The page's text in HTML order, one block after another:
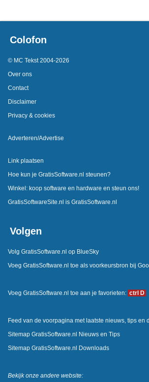
Colofon
© MC Tekst 2004-2026
Over ons
Contact
Disclaimer
Privacy & cookies
Adverteren/Advertise
Link plaatsen
Hoe kun je GratisSoftware.nl steunen?
Winkel: koop software en hardware en steun ons!
GratisSoftwareSite.nl is GratisSoftware.nl
Volgen
Volg GratisSoftware.nl op BlueSky
Voeg GratisSoftware.nl toe als voorkeursbron bij
Voeg GratisSoftware.nl toe aan je favorieten: ctrl D
Feed van de voorpagina met laatste nieuws, tips en
Sitemap GratisSoftware.nl Nieuws en Tips
Sitemap GratisSoftware.nl Downloads
Bekijk onze andere website: